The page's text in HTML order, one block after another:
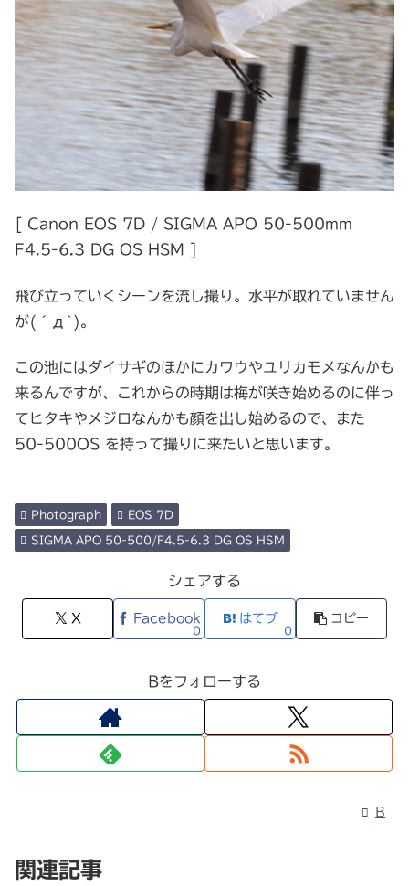
[ Canon EOS 7D / SIGMA APO 50-500mm
F4.5-6.3 DG OS HSM ]
飛び立っていくシーンを流し撮り。水平が取れていません
が(´д`)。
この池にはダイサギのほかにカワウやユリカモメなんかも
来るんですが、これからの時期は梅が咲き始めるのに伴っ
てヒタキやメジロなんかも顔を出し始めるので、また
50-500OS を持って撮りに来たいと思います。
Photograph EOS 7D
SIGMA APO 50-500/F4.5-6.3 DG OS HSM
シェアする
X Facebook
0
はてブ
0
コピー
Bをフォローする
B
関連記事